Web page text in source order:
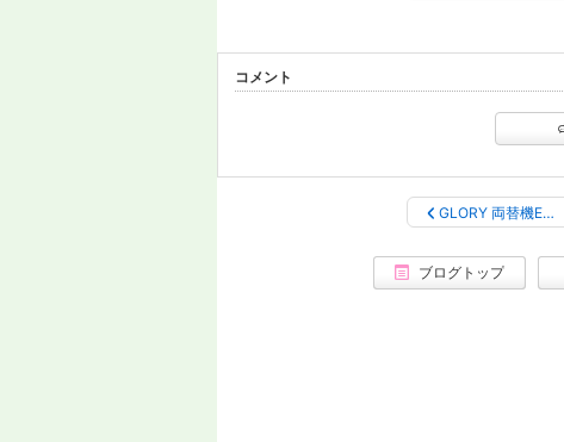
コメント
GLORY 両替機E…
ブログトップ